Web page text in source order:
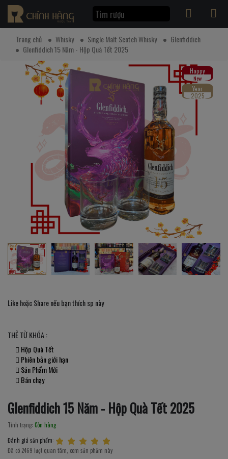
Trang chủ Whisky Single Malt Scotch Whisky
Glenfiddich
Glenfiddich 15 Năm - Hộp Quà Tết 2025
Happy
New
Year
2025
Like hoặc Share nếu bạn thích sp này
THẺ TỪ KHÓA :
Hộp Quà Tết
Phiên bản giới hạn
Sản Phẩm Mới
Bán chạy
Glenfiddich 15 Năm - Hộp Quà Tết 2025
Tình trạng: Còn hàng
Đánh giá sản phẩm:
Đã có 2469 lượt quan tâm, xem sản phẩm này